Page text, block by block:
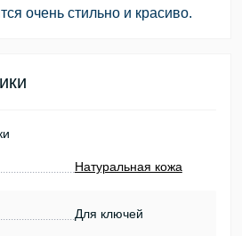
очень стильно и красиво.
Натуральная кожа
Для ключей